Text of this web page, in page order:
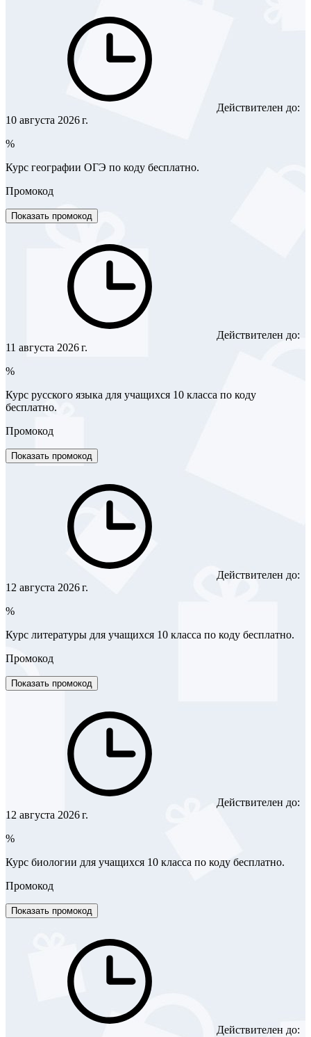
Действителен до:
10 августа 2026 г.
%
Курс географии ОГЭ по коду бесплатно.
Промокод
Показать промокод
Действителен до:
11 августа 2026 г.
%
Курс русского языка для учащихся 10 класса по коду
бесплатно.
Промокод
Показать промокод
Действителен до:
12 августа 2026 г.
%
Курс литературы для учащихся 10 класса по коду бесплатно.
Промокод
Показать промокод
Действителен до:
12 августа 2026 г.
%
Курс биологии для учащихся 10 класса по коду бесплатно.
Промокод
Показать промокод
Действителен до: